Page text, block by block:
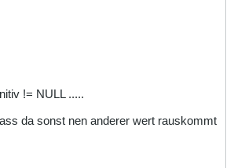
!= NULL .....
da sonst nen anderer wert rauskommt